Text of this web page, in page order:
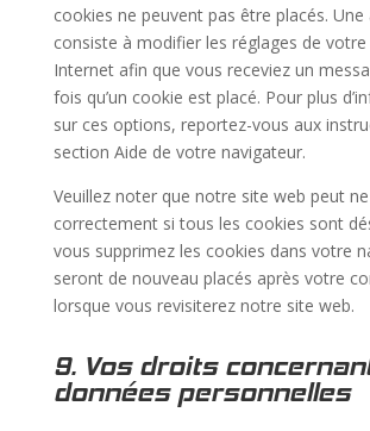
cookies ne peuvent pas être placés.
consiste à modifier les réglages de
Internet afin que vous receviez un
fois qu’un cookie est placé. Pour plus
sur ces options, reportez-vous aux
section Aide de votre navigateur.
Veuillez noter que notre site web peut
correctement si tous les cookies sont
vous supprimez les cookies dans votre
seront de nouveau placés après votre
lorsque vous revisiterez notre site web.
9. Vos droits
données personnelles